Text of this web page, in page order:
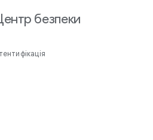
безпеки